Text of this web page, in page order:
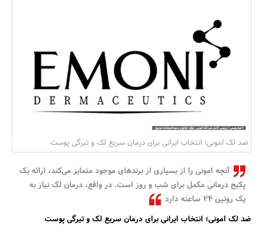
ضد لک امونی؛ انتخاب ایرانی برای درمان سریع لک و تیرگی پوست
آنچه امونی را از بسیاری از برندهای موجود متمایز می‌کند، ارائه یک
پکیج درمانی مکمل برای شب و روز است. در واقع، درمان لک نیاز به
یک روتین ۲۴ ساعته دارد
ضد لک امونی؛ انتخاب ایرانی برای درمان سریع لک و تیرگی پوست